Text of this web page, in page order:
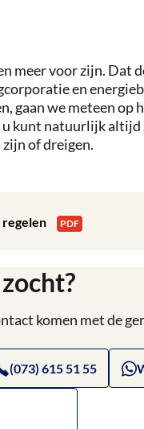
meer voor zijn. Dat
en
gaan we meteen op
kunt natuurlijk
of dreigen.
regelen PDF
komen met de
(073) 615 51 55